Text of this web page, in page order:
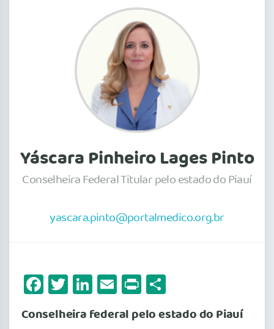
Yáscara Pinheiro Lages Pinto
Conselheira Federal Titular pelo estado do Piauí
yascara.pinto@portalmedico.org.br
Facebook
Twitter
LinkedIn
Email
Print
Conselheira federal pelo estado do Piauí